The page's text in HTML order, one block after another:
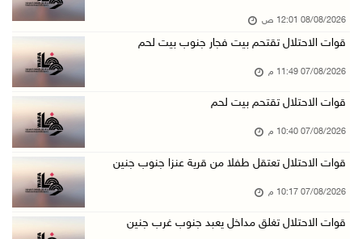
الرئاسة ترحب بإطلاق السعودية التحالف البحري ا ...
07/آب/2026 06:17 م
(محدث) نابلس: إصابة مواطن واعتقاله إثر هجوم ل ...
07/آب/2026 06:04 م
الرئاسة ترحب باتفاقية مكة للدفاع المشترك بين ...
بيروت: اللجنة الفنية للمجلس الوطني تناقش التر ...
08/08/2026 12:01 ص
قوات الاحتلال تقتحم بيت فجار جنوب بيت لحم
07/08/2026 11:49 م
قوات الاحتلال تقتحم بيت لحم
07/08/2026 10:40 م
قوات الاحتلال تعتقل طفلا من قرية عنزا جنوب جنين
07/08/2026 10:17 م
قوات الاحتلال تغلق مداخل يعبد جنوب غرب جنين